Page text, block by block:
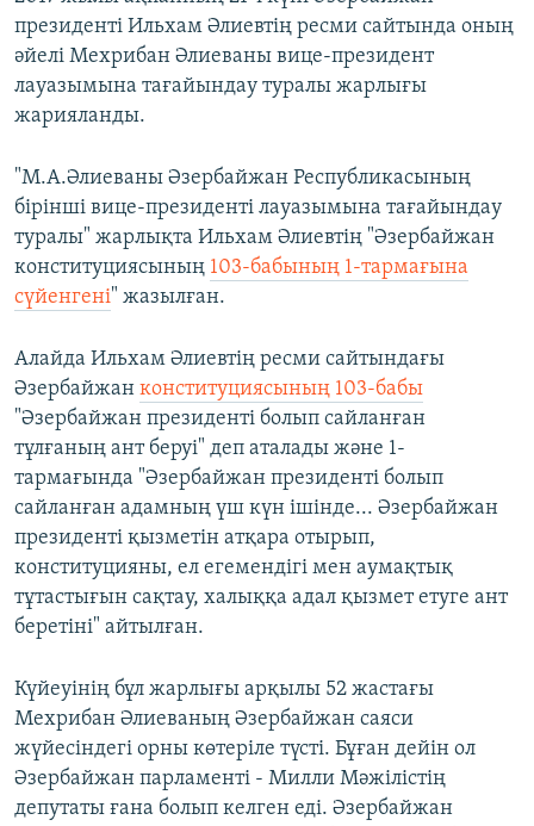
президенті Ильхам Әлиевтің ресми сайтында оның
әйелі Мехрибан Әлиеваны вице-президент
лауазымына тағайындау туралы жарлығы
жарияланды.
"М.А.Әлиеваны Әзербайжан Республикасының
бірінші вице-президенті лауазымына тағайындау
туралы" жарлықта Ильхам Әлиевтің "Әзербайжан
конституциясының 103-бабының 1-тармағына
сүйенгені" жазылған.
Алайда Ильхам Әлиевтің ресми сайтындағы
Әзербайжан конституциясының 103-бабы
"Әзербайжан президенті болып сайланған
тұлғаның ант беруі" деп аталады және 1-
тармағында "Әзербайжан президенті болып
сайланған адамның үш күн ішінде... Әзербайжан
президенті қызметін атқара отырып,
конституцияны, ел егемендігі мен аумақтық
тұтастығын сақтау, халыққа адал қызмет етуге ант
беретіні" айтылған.
Күйеуінің бұл жарлығы арқылы 52 жастағы
Мехрибан Әлиеваның Әзербайжан саяси
жүйесіндегі орны көтеріле түсті. Бұған дейін ол
Әзербайжан парламенті - Милли Мәжілістің
депутаты ғана болып келген еді. Әзербайжан